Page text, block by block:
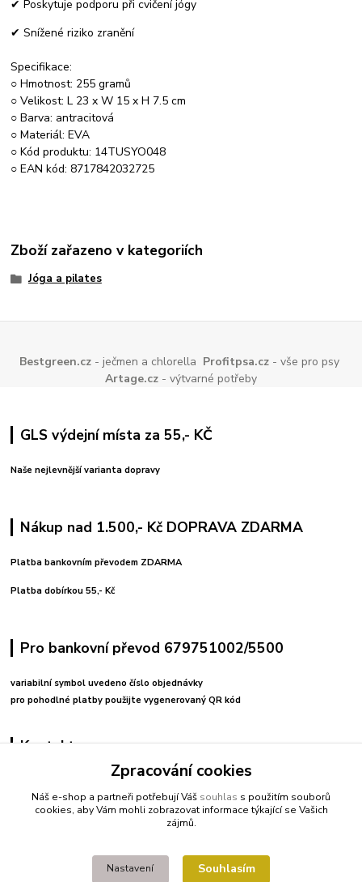
✔ Poskytuje podporu při cvičení jógy
✔ Snížené riziko zranění
Specifikace:
○ Hmotnost: 255 gramů
○ Velikost: L 23 x W 15 x H 7.5 cm
○ Barva: antracitová
○ Materiál: EVA
○ Kód produktu: 14TUSYO048
○ EAN kód: 8717842032725
Zboží zařazeno v kategoriích
Jóga a pilates
Bestgreen.cz - ječmen a chlorella Profitpsa.cz - vše pro psy
Artage.cz - výtvarné potřeby
GLS výdejní místa za 55,- KČ
Naše nejlevnější varianta dopravy
Nákup nad 1.500,- Kč DOPRAVA ZDARMA
Platba bankovním převodem ZDARMA
Platba dobírkou 55,- Kč
Pro bankovní převod 679751002/5500
variabilní symbol uvedeno číslo objednávky
pro pohodlné platby použijte vygenerovaný QR kód
Kontakty
+420 608212713
fitnessio@post.cz
Zpracování cookies
Náš e-shop a partneři potřebují Váš souhlas s použitím souborů
cookies, aby Vám mohli zobrazovat informace týkající se Vašich
zájmů.
Nastavení Souhlasím